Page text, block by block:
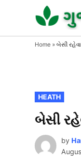
content
Home » બેસી
POSTED
IN
HEATH
બેસી
by